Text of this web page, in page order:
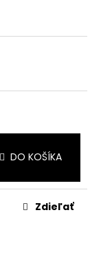
DO KOŠÍKA
Zdieľať